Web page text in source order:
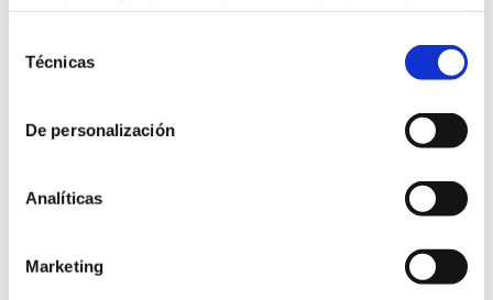
Técnicas
De personalización
Analíticas
Marketing
Artículos e informes
Tema
Medio ambiente